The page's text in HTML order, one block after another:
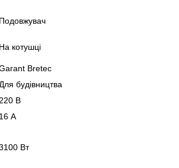
Подовжувач
На котушці
Bretec
Для будівництва
220 В
16 А
Вт